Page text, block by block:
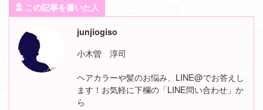
この記事を書いた人
junjiogiso
小木曽 淳司
ヘアカラーや髪のお悩み、LINE@でお答えし
ます！お気軽に下欄の「LINE問い合わせ」か
ら